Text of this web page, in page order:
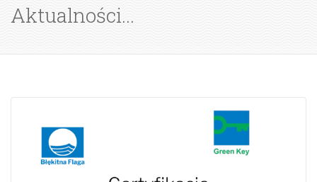
Aktualności...